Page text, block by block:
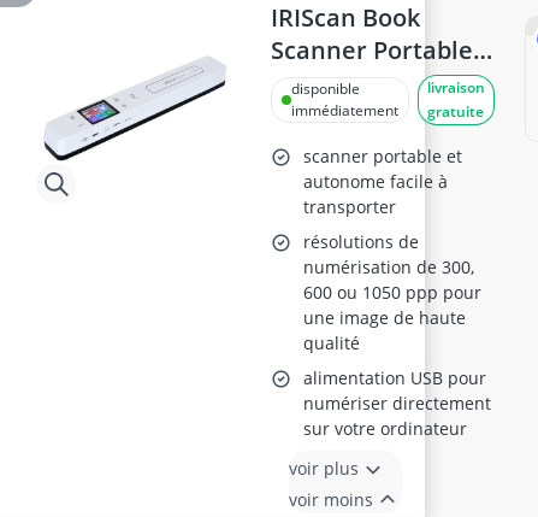
IRIScan Book
Scanner Portable
Batterie sans Fil –
v7
disponible
immédiatement
livraison
gratuite
scanner portable et
autonome facile à
transporter
résolutions de
numérisation de 300,
600 ou 1050 ppp pour
une image de haute
qualité
alimentation USB pour
numériser directement
sur votre ordinateur
voir plus
voir moins